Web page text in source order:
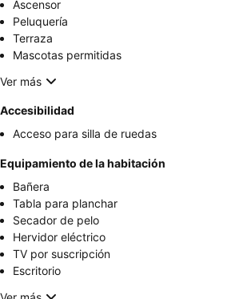
Ascensor
Peluquería
Terraza
Mascotas permitidas
Ver más
Accesibilidad
Acceso para silla de ruedas
Equipamiento de la habitación
Bañera
Tabla para planchar
Secador de pelo
Hervidor eléctrico
TV por suscripción
Escritorio